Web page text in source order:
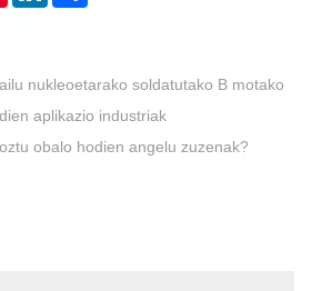
nukleoetarako soldatutako B motako
aplikazio industriak
obalo hodien angelu zuzenak?